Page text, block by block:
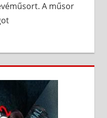
A műsor